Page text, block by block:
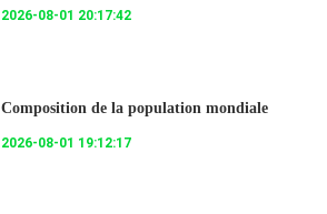
2026-08-01 20:17:42
Composition de la population mondiale
2026-08-01 19:12:17